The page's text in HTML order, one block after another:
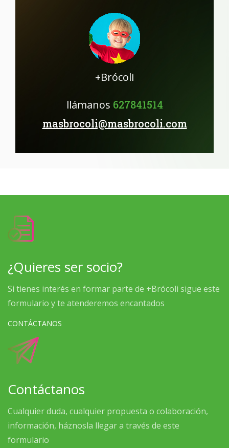
+Brócoli
llámanos 627841514
masbrocoli@masbrocoli.com
¿Quieres ser socio?
Si tienes interés en formar parte de +Brócoli sigue este
formulario y te atenderemos encantados
CONTÁCTANOS
Contáctanos
Cualquier duda, cualquier propuesta o colaboración,
información, háznosla llegar a través de este
formulario